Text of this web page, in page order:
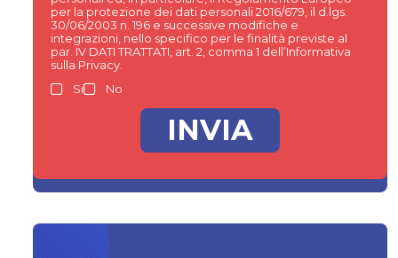
per la protezione dei dati personali 2016/679, il d.lgs.
30/06/2003 n. 196 e successive modifiche e
integrazioni, nello specifico per le finalità previste al
par. IV DATI TRATTATI, art. 2, comma 1 dell’Informativa
sulla Privacy.
Si
No